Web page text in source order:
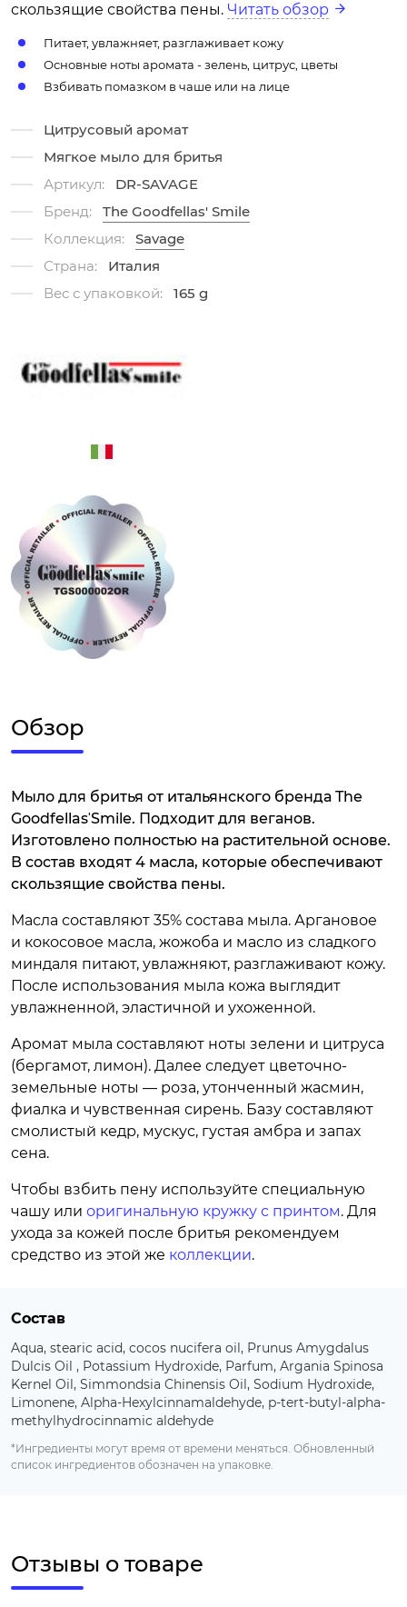
скользящие свойства пены. Читать обзор
Питает, увлажняет, разглаживает кожу
Основные ноты аромата - зелень, цитрус, цветы
Взбивать помазком в чаше или на лице
Цитрусовый аромат
Мягкое мыло для бритья
Артикул:
DR-SAVAGE
Бренд:
The Goodfellas' Smile
Коллекция:
Savage
Страна:
Италия
Вес с упаковкой:
165 g
Обзор
Мыло для бритья от итальянского бренда The
GoodfellasˈSmile. Подходит для веганов.
Изготовлено полностью на растительной основе.
В состав входят 4 масла, которые обеспечивают
скользящие свойства пены.
Масла составляют 35% состава мыла. Аргановое
и кокосовое масла, жожоба и масло из сладкого
миндаля питают, увлажняют, разглаживают кожу.
После использования мыла кожа выглядит
увлажненной, эластичной и ухоженной.
Аромат мыла составляют ноты зелени и цитруса
(бергамот, лимон). Далее следует цветочно-
земельные ноты — роза, утонченный жасмин,
фиалка и чувственная сирень. Базу составляют
смолистый кедр, мускус, густая амбра и запах
сена.
Чтобы взбить пену используйте специальную
чашу или оригинальную кружку с принтом. Для
ухода за кожей после бритья рекомендуем
средство из этой же коллекции.
Состав
Aqua, stearic acid, cocos nucifera oil, Prunus Amygdalus
Dulcis Oil , Potassium Hydroxide, Parfum, Argania Spinosa
Kernel Oil, Simmondsia Chinensis Oil, Sodium Hydroxide,
Limonene, Alpha-Hexylcinnamaldehyde, p-tert-butyl-alpha-
methylhydrocinnamic aldehyde
*Ингредиенты могут время от времени меняться. Обновленный
список ингредиентов обозначен на упаковке.
Отзывы о товаре